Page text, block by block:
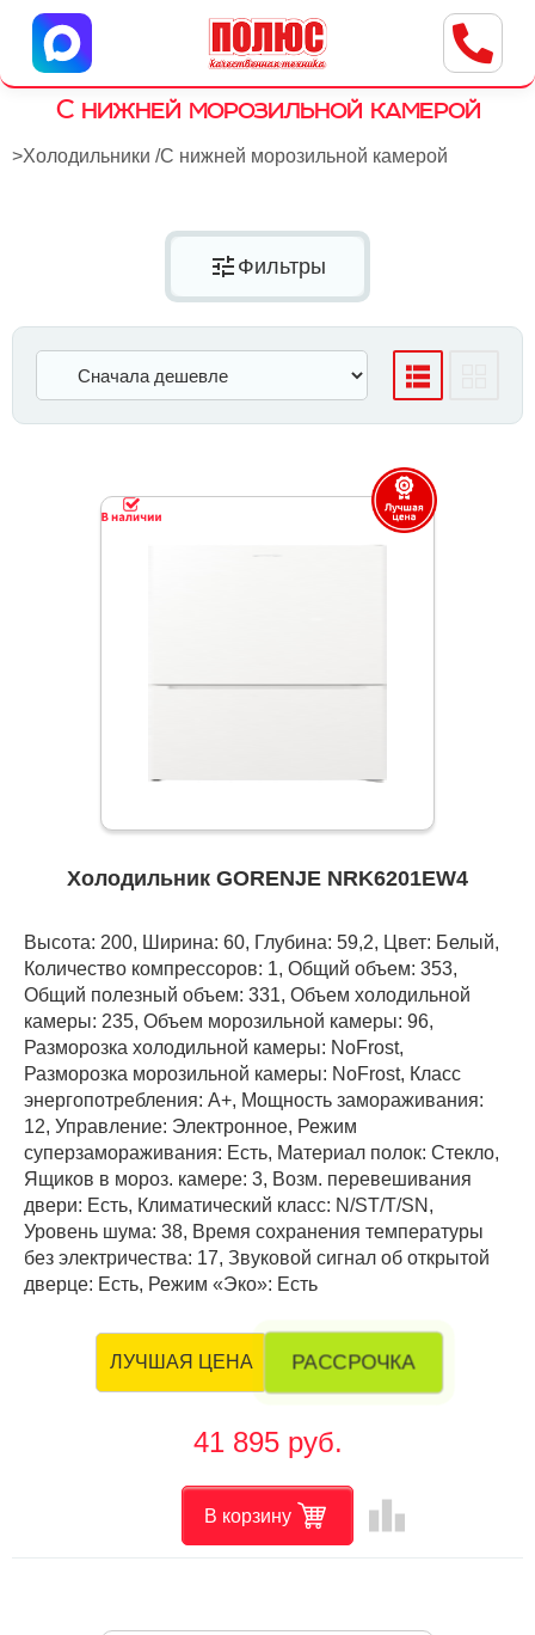
Центр бытовой техники
г. Ульяновск, ул. Пушкарева, 8a
С нижней морозильной камерой
>Холодильники /С нижней морозильной камерой
tune Фильтры
Холодильник GORENJE NRK6201EW4
Высота: 200, Ширина: 60, Глубина: 59,2, Цвет: Белый,
Количество компрессоров: 1, Общий объем: 353,
Общий полезный объем: 331, Объем холодильной
камеры: 235, Объем морозильной камеры: 96,
Разморозка холодильной камеры: NoFrost,
Разморозка морозильной камеры: NoFrost, Класс
энергопотребления: А+, Мощность замораживания:
12, Управление: Электронное, Режим
суперзамораживания: Есть, Материал полок: Стекло,
Ящиков в мороз. камере: 3, Возм. перевешивания
двери: Есть, Климатический класс: N/ST/T/SN,
Уровень шума: 38, Время сохранения температуры
без электричества: 17, Звуковой сигнал об открытой
дверце: Есть, Режим «Эко»: Есть
ЛУЧШАЯ ЦЕНА РАССРОЧКА
41 895 руб.
В корзину leaderboard